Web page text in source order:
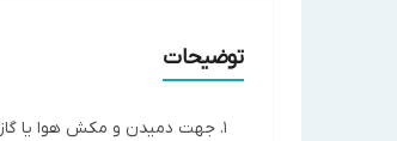
توضیحات
جهت دمیدن و مکش هوا یا گاز